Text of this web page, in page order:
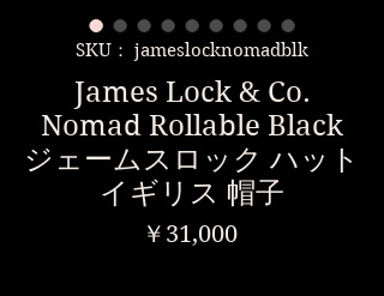
SKU： jameslocknomadblk
James Lock & Co.
Nomad Rollable Black
ジェームスロック ハット
イギリス 帽子
￥31,000価